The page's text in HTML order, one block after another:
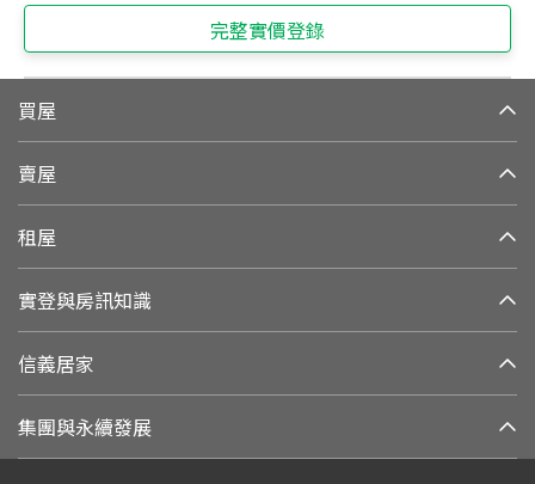
完整實價登錄
買屋
賣屋
租屋
實登與房訊知識
信義居家
集團與永續發展